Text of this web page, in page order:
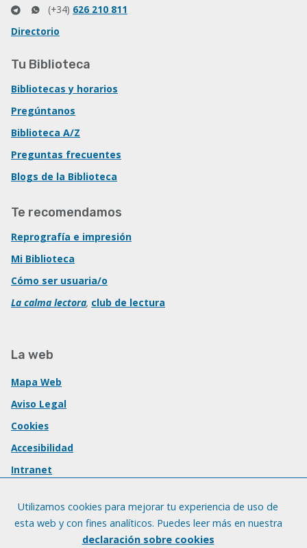
(+34) 626 210 811
Directorio
Tu Biblioteca
Bibliotecas y horarios
Pregúntanos
Biblioteca A/Z
Preguntas frecuentes
Blogs de la Biblioteca
Te recomendamos
Reprografía e impresión
Mi Biblioteca
Cómo ser usuaria/o
La calma lectora, club de lectura
La web
Mapa Web
Aviso Legal
Cookies
Accesibilidad
Intranet
Utilizamos cookies para mejorar tu experiencia de uso de
esta web y con fines analíticos. Puedes leer más en nuestra
declaración sobre cookies